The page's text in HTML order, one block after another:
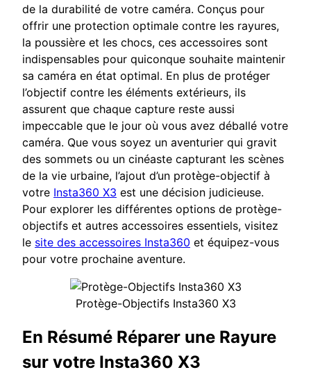
de la durabilité de votre caméra. Conçus pour
offrir une protection optimale contre les rayures,
la poussière et les chocs, ces accessoires sont
indispensables pour quiconque souhaite maintenir
sa caméra en état optimal. En plus de protéger
l’objectif contre les éléments extérieurs, ils
assurent que chaque capture reste aussi
impeccable que le jour où vous avez déballé votre
caméra. Que vous soyez un aventurier qui gravit
des sommets ou un cinéaste capturant les scènes
de la vie urbaine, l’ajout d’un protège-objectif à
votre Insta360 X3 est une décision judicieuse.
Pour explorer les différentes options de protège-
objectifs et autres accessoires essentiels, visitez
le site des accessoires Insta360 et équipez-vous
pour votre prochaine aventure.
Protège-Objectifs Insta360 X3
En Résumé Réparer une Rayure
sur votre Insta360 X3